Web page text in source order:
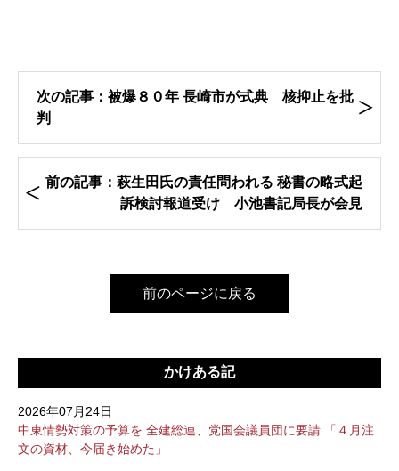
次の記事：被爆８０年 長崎市が式典 核抑止を批
判
前の記事：萩生田氏の責任問われる 秘書の略式起
訴検討報道受け 小池書記局長が会見
前のページに戻る
かけある記
2026年07月24日
中東情勢対策の予算を 全建総連、党国会議員団に要請 「４月注
文の資材、今届き始めた」